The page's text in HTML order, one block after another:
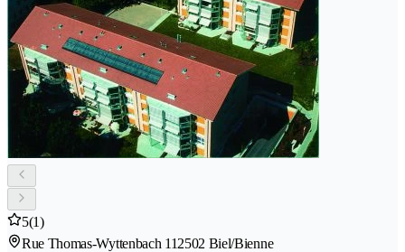
5(1)
Rue Thomas-Wyttenbach 112502 Biel/Bienne